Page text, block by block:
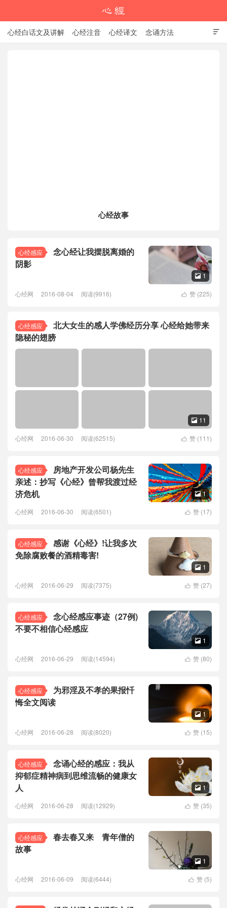

心经白话文及讲解 心经注音 心经译文 念诵方法
心经故事
心经感应
念心经让我摆脱离婚的
阴影
 1
 赞 (225)
心经网 2016-08-04 阅读(9916)
心经感应
北大女生的感人学佛经历分享 心经给她带来
隐秘的翅膀
 11
 赞 (111)
心经网 2016-06-30 阅读(62515)
心经感应
房地产开发公司杨先生
亲述：抄写《心经》曾帮我渡过经
济危机
 1
 赞 (17)
心经网 2016-06-30 阅读(6501)
心经感应
感谢《心经》!让我多次
免除腐败餐的酒精毒害!
 1
 赞 (27)
心经网 2016-06-29 阅读(7375)
心经感应
念心经感应事迹（27例)
不要不相信心经感应
 1
 赞 (80)
心经网 2016-06-29 阅读(14594)
心经感应
为邪淫及不孝的果报忏
悔全文阅读
 1
 赞 (15)
心经网 2016-06-28 阅读(8020)
心经感应
念诵心经的感应：我从
抑郁症精神病到思维流畅的健康女
人
 1
 赞 (35)
心经网 2016-06-28 阅读(12929)
心经感应
春去春又来 青年僧的
故事
 1
 赞 (5)
心经网 2016-06-09 阅读(6444)